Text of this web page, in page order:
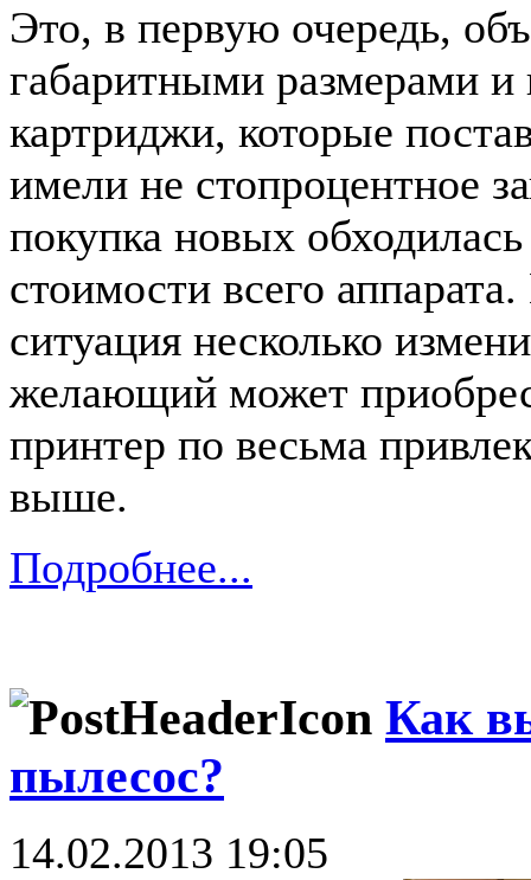
Это, в первую очередь,
габаритными размерами и
картриджи, которые
имели не стопроцентное
покупка новых
стоимости всего
ситуация несколько
желающий может
принтер по весьма
выше.
Подробнее...
Как
пылесос?
14.02.2013 19:05